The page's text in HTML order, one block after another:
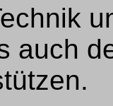
auch